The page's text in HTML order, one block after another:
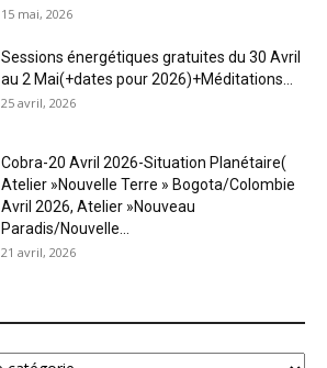
15 mai, 2026
Sessions énergétiques gratuites du 30 Avril
au 2 Mai(+dates pour 2026)+Méditations...
25 avril, 2026
Cobra-20 Avril 2026-Situation Planétaire(
Atelier »Nouvelle Terre » Bogota/Colombie
Avril 2026, Atelier »Nouveau
Paradis/Nouvelle...
21 avril, 2026